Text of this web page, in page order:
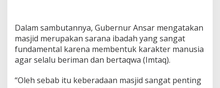
n
P
e
n
g
u
Dalam sambutannya, Gubernur Ansar mengatakan
masjid merupakan sarana ibadah yang sangat
fundamental karena membentuk karakter manusia
agar selalu beriman dan bertaqwa (Imtaq).
“Oleh sebab itu keberadaan masjid sangat penting